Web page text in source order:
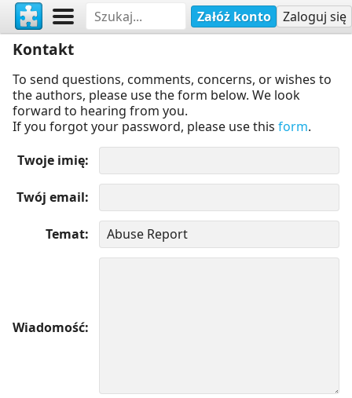
Załóż konto Zaloguj się
Kontakt
To send questions, comments, concerns, or wishes to
the authors, please use the form below. We look
forward to hearing from you.
If you forgot your password, please use this form.
Twoje imię
Twój email
Temat
Wiadomość